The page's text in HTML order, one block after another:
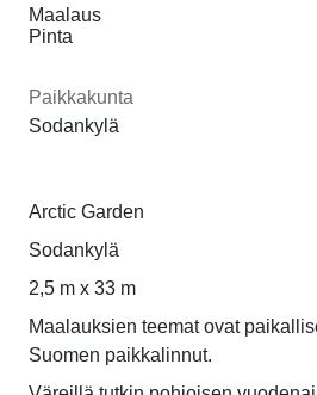
Maalaus
Pinta
Paikkakunta
Sodankylä
Arctic Garden
Sodankylä
2,5 m x 33 m
Maalauksien teemat ovat
Suomen paikkalinnut.